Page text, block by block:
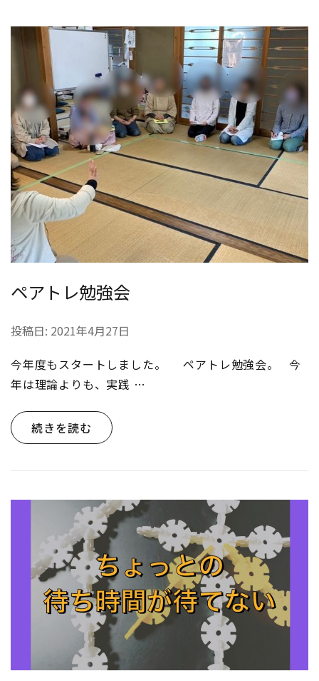
ペアトレ勉強会
投稿日: 2021年4月27日
今年度もスタートしました。 ペアトレ勉強会。 今
年は理論よりも、実践 …
続きを読む